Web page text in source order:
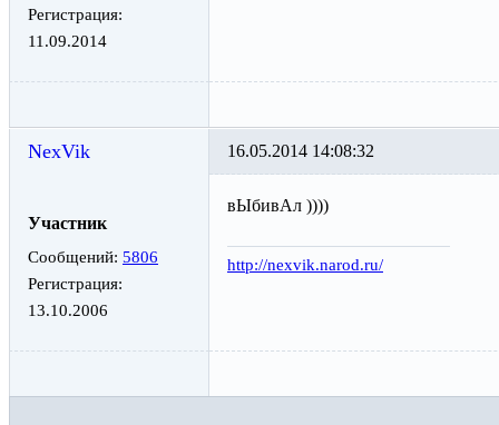
Регистрация:
11.09.2014
NexVik
Участник
Сообщений: 5806
Регистрация:
13.10.2006
16.05.2014 14:08:32
вЫбивАл ))))
http://nexvik.narod.ru/